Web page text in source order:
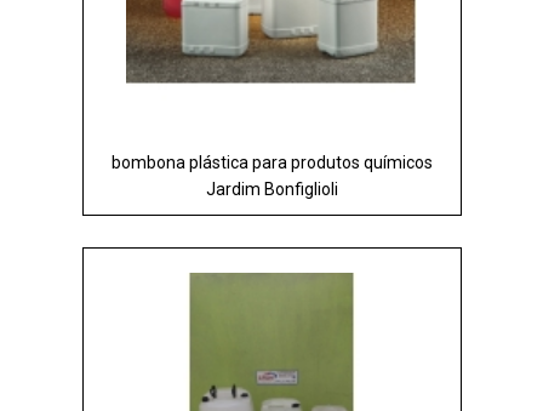
bombona plástica para produtos químicos
Jardim Bonfiglioli